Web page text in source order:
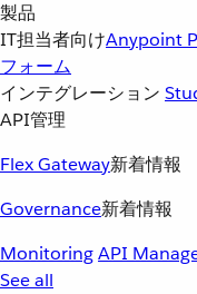
製品
IT担当者向けAnypoint
フォーム
インテグレーション
API管理
Flex Gateway新着情報
Governance新着情報
MonitoringAPI
See all